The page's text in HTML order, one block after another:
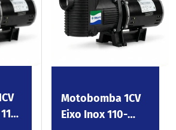
Motobomba 1CV
Eixo Inox 110-